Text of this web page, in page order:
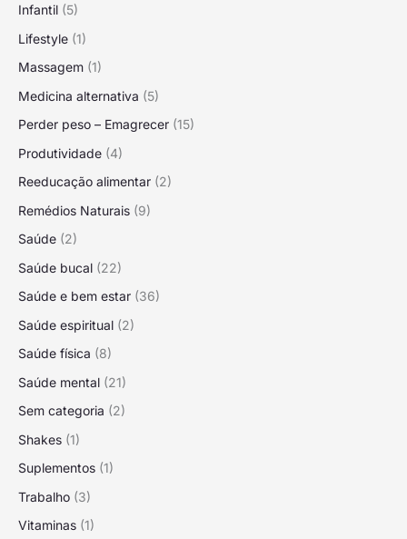
Infantil (5)
Lifestyle (1)
Massagem (1)
Medicina alternativa (5)
Perder peso – Emagrecer (15)
Produtividade (4)
Reeducação alimentar (2)
Remédios Naturais (9)
Saúde (2)
Saúde bucal (22)
Saúde e bem estar (36)
Saúde espiritual (2)
Saúde física (8)
Saúde mental (21)
Sem categoria (2)
Shakes (1)
Suplementos (1)
Trabalho (3)
Vitaminas (1)